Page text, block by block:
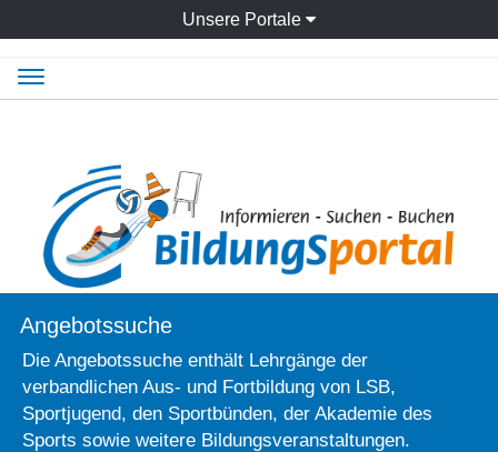
Unsere Portale
Angebotssuche
Die Angebotssuche enthält Lehrgänge der
verbandlichen Aus- und Fortbildung von LSB,
Sportjugend, den Sportbünden, der Akademie des
Sports sowie weitere Bildungsveranstaltungen.
Navigation
ein-/ausblenden